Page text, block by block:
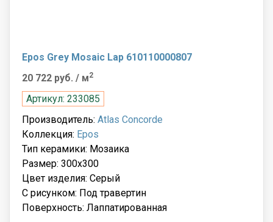
Epos Grey Mosaic Lap 610110000807
20 722 руб. / м2
Артикул: 233085
Производитель: Atlas Concorde
Коллекция: Epos
Тип керамики: Мозаика
Размер: 300x300
Цвет изделия: Серый
С рисунком: Под травертин
Поверхность: Лаппатированная